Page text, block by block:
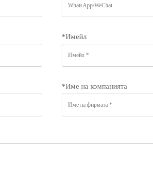
*Имейл
*Име на компанията